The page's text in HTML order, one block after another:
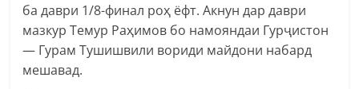
ба даври 1/8-финал роҳ ёфт. Акнун дар даври
мазкур Темур Раҳимов бо намояндаи Гурҷистон
— Гурам Тушишвили вориди майдони набард
мешавад.